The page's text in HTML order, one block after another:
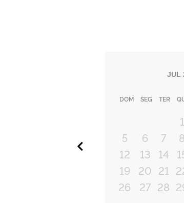
JUL
DOM SEG TER
1
5
6 7 8
12
13 14
19
20 21
26
27 28